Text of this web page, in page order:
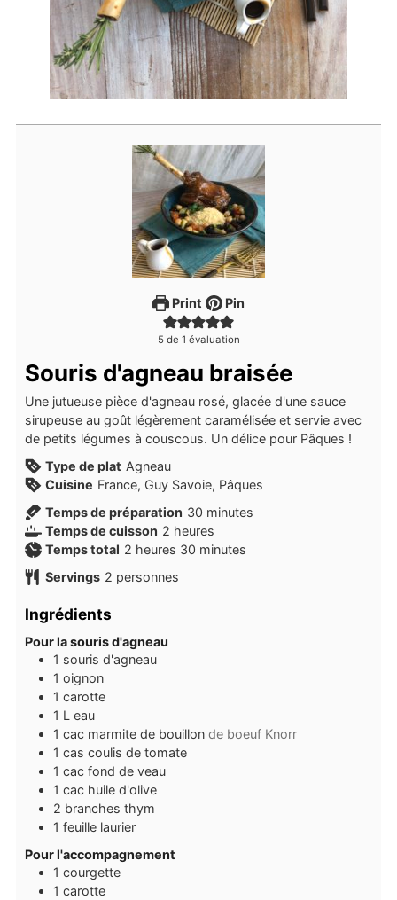
Print Pin
5de 1 évaluation
Souris d'agneau braisée
Une jutueuse pièce d'agneau rosé, glacée d'une sauce
sirupeuse au goût légèrement caramélisée et servie avec
de petits légumes à couscous. Un délice pour Pâques !
Type de plat Agneau
Cuisine France, Guy Savoie, Pâques
Temps de préparation 30 minutes
minutes
Temps de cuisson 2 heures
heures
Temps total 2 heures
heures 30 minutes
minutes
Servings 2 personnes
Ingrédients
Pour la souris d'agneau
1 souris d'agneau
1 oignon
1 carotte
1 L eau
1 cac marmite de bouillon de boeuf Knorr
1 cas coulis de tomate
1 cac fond de veau
1 cac huile d'olive
2 branches thym
1 feuille laurier
Pour l'accompagnement
1 courgette
1 carotte